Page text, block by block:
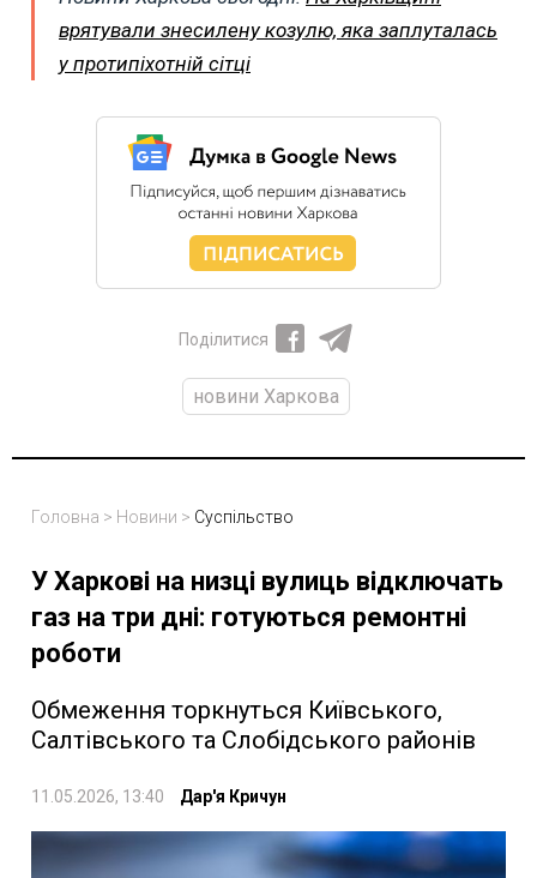
врятували знесилену козулю, яка заплуталась
у протипіхотній сітці
Поділитися
новини Харкова
Головна > Новини > Суспільство
У Харкові на низці вулиць відключать
газ на три дні: готуються ремонтні
роботи
Обмеження торкнуться Київського,
Салтівського та Слобідського районів
11.05.2026, 13:40 Дар'я Кричун